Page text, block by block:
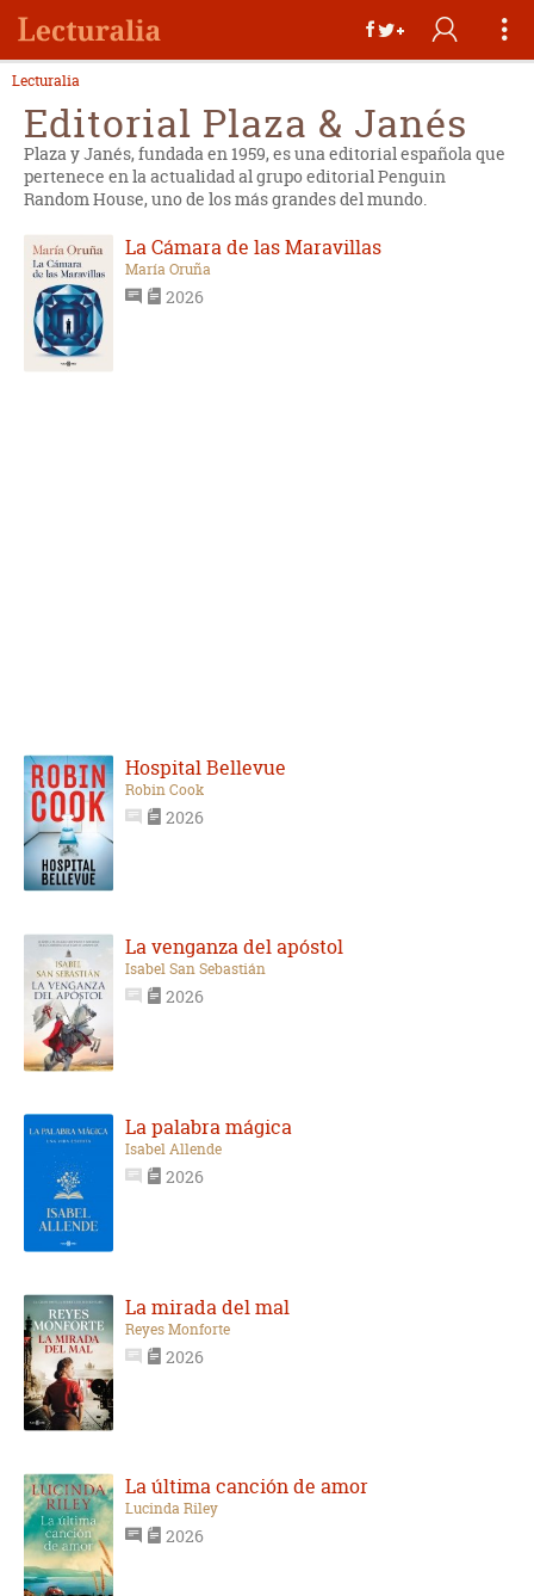
Lecturalia
Editorial Plaza & Janés
Plaza y Janés, fundada en 1959, es una editorial española que
pertenece en la actualidad al grupo editorial Penguin
Random House, uno de los más grandes del mundo.
La Cámara de las Maravillas
María Oruña
2026
Hospital Bellevue
Robin Cook
2026
La venganza del apóstol
Isabel San Sebastián
2026
La palabra mágica
Isabel Allende
2026
La mirada del mal
Reyes Monforte
2026
La última canción de amor
Lucinda Riley
2026